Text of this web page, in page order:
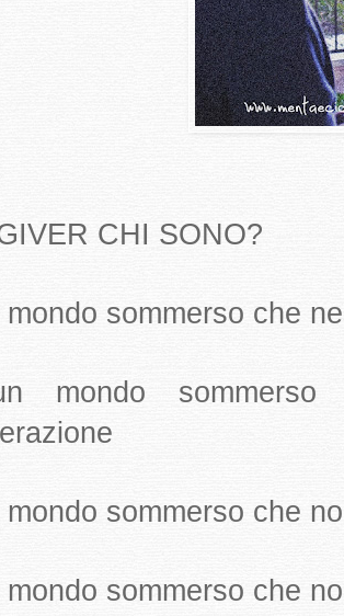
CHI SONO?
mondo sommerso che
mondo
mondo sommerso che
mondo sommerso che